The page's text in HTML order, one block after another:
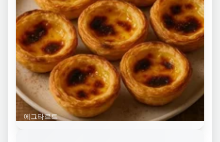
에그타르트